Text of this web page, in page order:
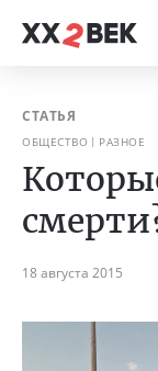
СТАТЬЯ
ОБЩЕСТВО РАЗНОЕ
18 августа 2015